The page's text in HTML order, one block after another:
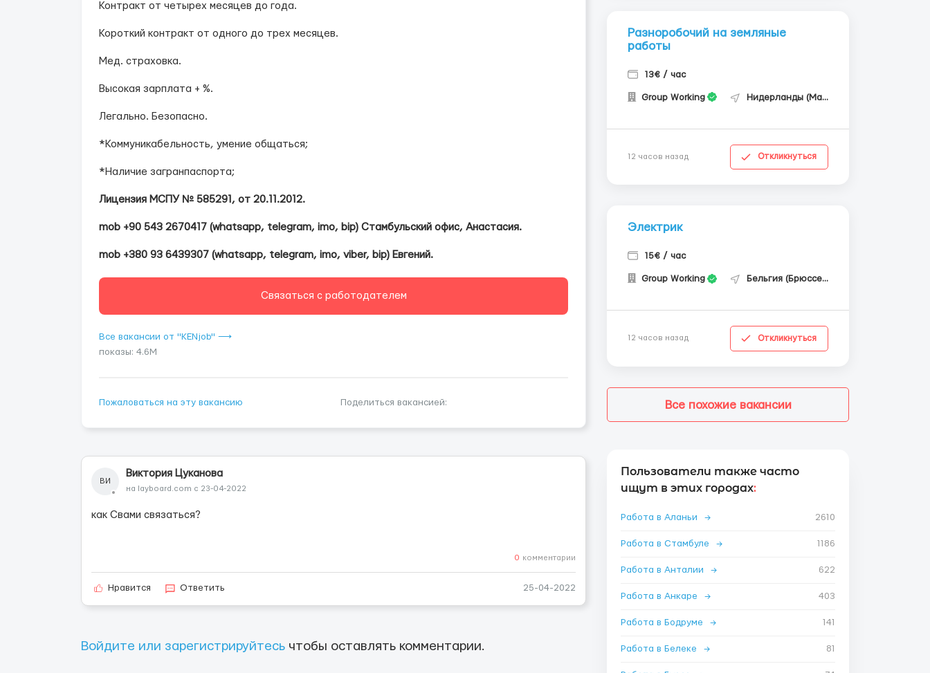
Контракт от четырех месяцев до года.
Короткий контракт от одного до трех месяцев.
Мед. страховка.
Высокая зарплата + %.
Легально. Безопасно.
*Коммуникабельность, умение общаться;
*Наличие загранпаспорта;
Лицензия МСПУ № 585291, от 20.11.2012.
mob +90 543 2670417 (whatsapp, telegram, imo, bip) Стамбульский офис, Анастасия.
mob +380 93 6439307 (whatsapp, telegram, imo, viber, bip) Евгений.
Связаться с работодателем
Все вакансии от "KENjob" ⟶
показы: 4.6M
Пожаловаться на эту вакансию Поделиться вакансией:
ВИ
Виктория Цуканова
на layboard.com с 23-04-2022
как Свами связаться?
0 комментарии
Нравится Ответить 25-04-2022
Войдите или зарегистрируйтесь чтобы оставлять комментарии.
Разноробочий на земляные
работы
13€ / час
Group Working Нидерланды (Маастрихт)
12 часов назад Откликнуться
Электрик
15€ / час
Group Working Бельгия (Брюссель)
12 часов назад Откликнуться
Все похожие вакансии
Пользователи также часто
ищут в этих городах:
Работа в Аланьи → 2610
Работа в Стамбуле → 1186
Работа в Анталии → 622
Работа в Анкаре → 403
Работа в Бодруме → 141
Работа в Белеке → 81